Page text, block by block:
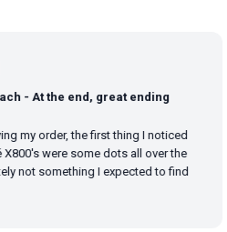
- At the end, great ending
my order, the first thing I noticed
were some dots all over the
not something I expected to find